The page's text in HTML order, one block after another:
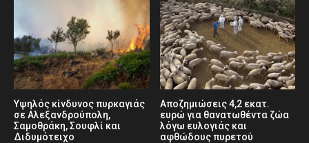
Υψηλός κίνδυνος πυρκαγιάς
σε Αλεξανδρούπολη,
Σαμοθράκη, Σουφλί και
Διδυμότειχο
Αποζημιώσεις 4,2 εκατ.
ευρώ για θανατωθέντα ζώα
λόγω ευλογιάς και
αφθώδους πυρετού